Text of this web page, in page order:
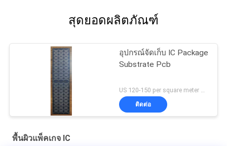
สุดยอดผลิตภัณฑ์
อุปกรณ์จัดเก็บ IC Package
Substrate Pcb
US 120-150 per square meter MOQ:1 ตารางเมตร
ติดต่อ
พื้นผิวแพ็คเกจ IC